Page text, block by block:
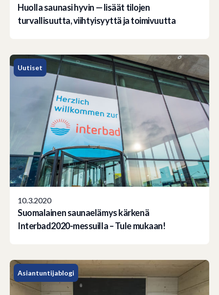
Huolla saunasi hyvin — lisäät tilojen
turvallisuutta, viihtyisyyttä ja toimivuutta
Uutiset
10.3.2020
Suomalainen saunaelämys kärkenä
Interbad2020-messuilla – Tule mukaan!
Asiantuntijablogi